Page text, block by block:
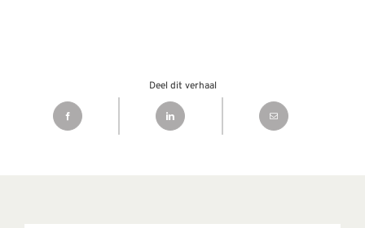
Deel dit verhaal